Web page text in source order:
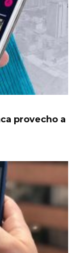
provecho a